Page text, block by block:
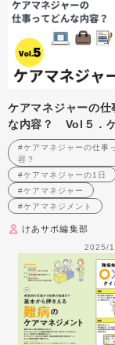
ケアマネジャーの仕
な内容？ Vol５．
ャーの職場
#ケアマネジャーの仕事
容？
#ケアマネジャーの1日
#ケアマネジャー
#ケアマネジメント
けあサポ編集部
2025/